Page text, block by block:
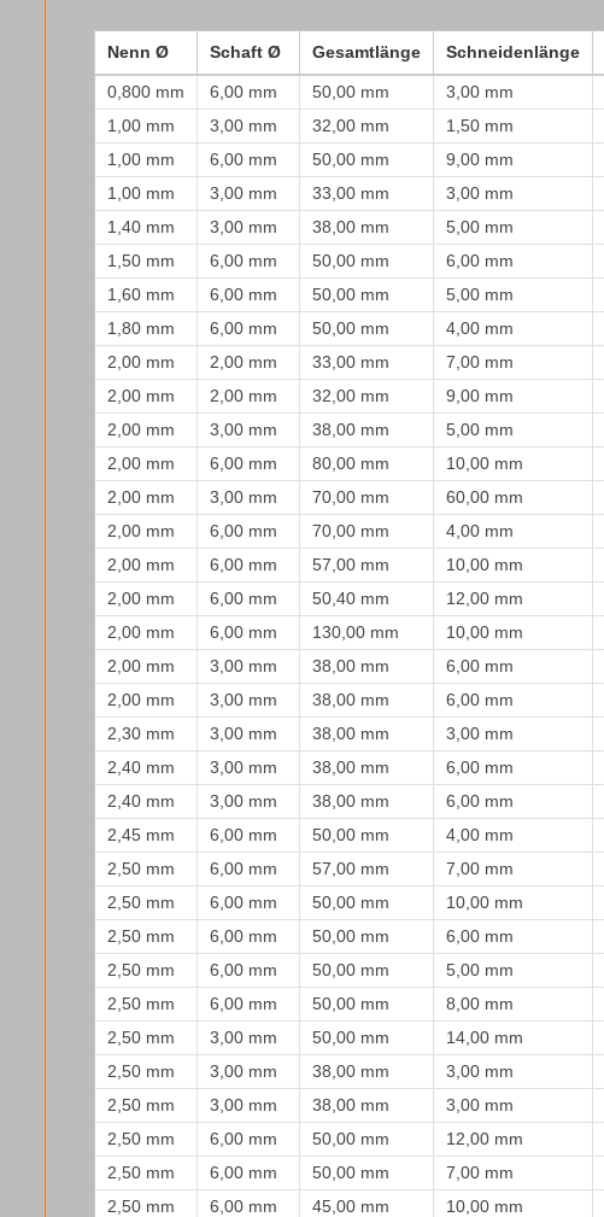
Nenn Ø Schaft Ø Gesamtlänge Schneidenlänge
0,800 mm 6,00 mm 50,00 mm 3,00 mm
1,00 mm
3,00 mm 32,00 mm 1,50 mm
1,00 mm
6,00 mm 50,00 mm 9,00 mm
1,00 mm
3,00 mm 33,00 mm 3,00 mm
1,40 mm
3,00 mm 38,00 mm 5,00 mm
1,50 mm
6,00 mm 50,00 mm 6,00 mm
1,60 mm
6,00 mm 50,00 mm 5,00 mm
1,80 mm
6,00 mm 50,00 mm 4,00 mm
2,00 mm
2,00 mm 33,00 mm 7,00 mm
2,00 mm
2,00 mm 32,00 mm 9,00 mm
2,00 mm
3,00 mm 38,00 mm 5,00 mm
2,00 mm
6,00 mm 80,00 mm 10,00 mm
2,00 mm
3,00 mm 70,00 mm 60,00 mm
2,00 mm
6,00 mm 70,00 mm 4,00 mm
2,00 mm
6,00 mm 57,00 mm 10,00 mm
2,00 mm
6,00 mm 50,40 mm 12,00 mm
2,00 mm
6,00 mm 130,00 mm 10,00 mm
2,00 mm
3,00 mm 38,00 mm 6,00 mm
2,00 mm
3,00 mm 38,00 mm 6,00 mm
2,30 mm
3,00 mm 38,00 mm 3,00 mm
2,40 mm
3,00 mm 38,00 mm 6,00 mm
2,40 mm
3,00 mm 38,00 mm 6,00 mm
2,45 mm
6,00 mm 50,00 mm 4,00 mm
2,50 mm
6,00 mm 57,00 mm 7,00 mm
2,50 mm
6,00 mm 50,00 mm 10,00 mm
2,50 mm
6,00 mm 50,00 mm 6,00 mm
2,50 mm
6,00 mm 50,00 mm 5,00 mm
2,50 mm
6,00 mm 50,00 mm 8,00 mm
2,50 mm
3,00 mm 50,00 mm 14,00 mm
2,50 mm
3,00 mm 38,00 mm 3,00 mm
2,50 mm
3,00 mm 38,00 mm 3,00 mm
2,50 mm
6,00 mm 50,00 mm 12,00 mm
2,50 mm
6,00 mm 50,00 mm 7,00 mm
2,50 mm
6,00 mm 45,00 mm 10,00 mm